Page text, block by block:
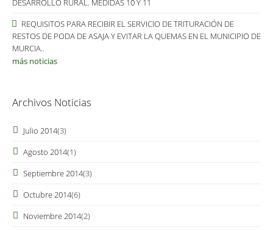
DESARROLLO RURAL. MEDIDAS 10 Y 11
REQUISITOS PARA RECIBIR EL SERVICIO DE TRITURACIÓN DE
RESTOS DE PODA DE ASAJA Y EVITAR LA QUEMAS EN EL MUNICIPIO DE
MURCIA..
más noticias
Archivos Noticias
Julio 2014(3)
Agosto 2014(1)
Septiembre 2014(3)
Octubre 2014(6)
Noviembre 2014(2)